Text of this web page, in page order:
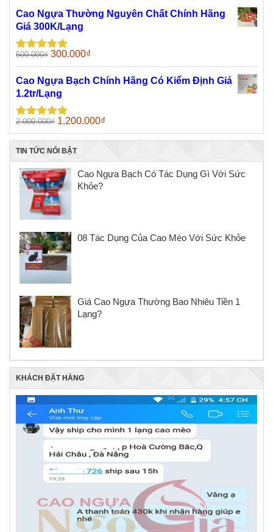
sao
là:
500.000₫.
tại
Cao Ngựa Thường Nguyên Chất Chính Hãng
Giá 300K/Lạng
Được xếp
hạng5.005
sao
500.000₫ Giá
gốc
là:
500.000₫.
300.000₫
hiện
tại
Cao Ngựa Bạch Chính Hãng Có Kiểm Định Giá
1.2tr/Lạng
Được xếp
hạng5.005
2.000.000₫ Giá
gốc
là:
2.000.000₫.
1.200.000₫
hiện
1.200.000₫.
TIN TỨC NỔI BẬT
Cao Ngựa Bạch Có Tác Dụng Gì Với Sức
Khỏe?
08 Tác Dụng Của Cao Mèo Với Sức Khỏe
Giá Cao Ngựa Thường Bao Nhiêu Tiền 1
Lạng?
KHÁCH ĐẶT HÀNG